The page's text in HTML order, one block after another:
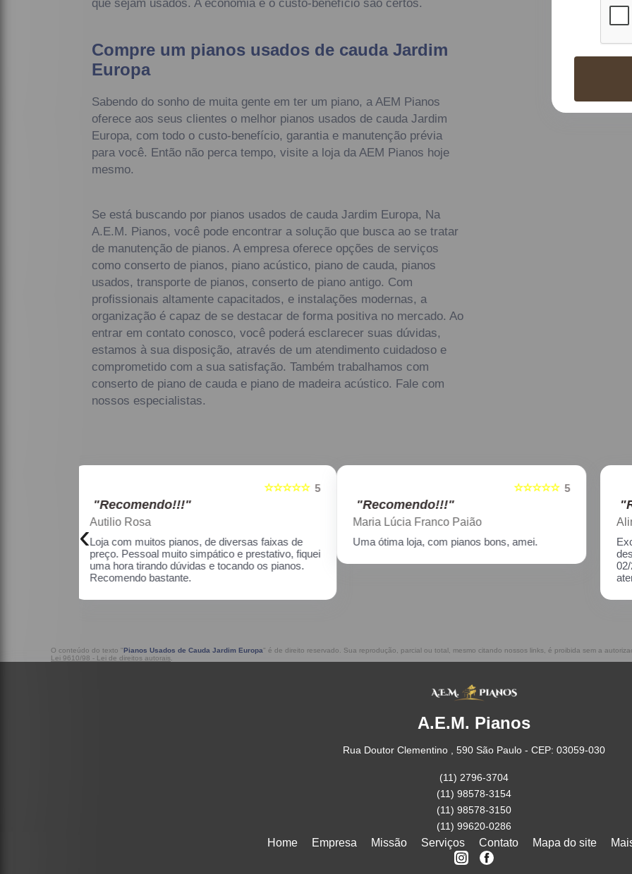
que sejam usados. A economia e o custo-benefício são certos.
Compre um pianos usados de cauda Jardim
Europa
Sabendo do sonho de muita gente em ter um piano, a AEM Pianos
oferece aos seus clientes o melhor pianos usados de cauda Jardim
Europa, com todo o custo-benefício, garantia e manutenção prévia
para você. Então não perca tempo, visite a loja da AEM Pianos hoje
mesmo.
Se está buscando por pianos usados de cauda Jardim Europa, Na
A.E.M. Pianos, você pode encontrar a solução que busca ao se tratar
de manutenção de pianos. A empresa oferece opções de serviços
como conserto de pianos, piano acústico, piano de cauda, pianos
usados, transporte de pianos, conserto de piano antigo. Com
profissionais altamente capacitados, e instalações modernas, a
organização é capaz de se destacar de forma positiva no mercado. Ao
entrar em contato conosco, você poderá esclarecer suas dúvidas,
estamos à sua disposição, através de um atendimento cuidadoso e
comprometido com a sua satisfação. Também trabalhamos com
conserto de piano de cauda e piano de madeira acústico. Fale com
nossos especialistas.
5
☆☆☆☆☆
"Recomendo!!!"
Maria Lúcia Franco Paião
Uma ótima loja, com pianos bons, amei.
☆☆☆☆☆
"Recomendo!!!"
Aline Nagata
Excelente atendimento!! Enviei um piano para
02/2021, incluindo o transporte. Muito
‹
O conteúdo do texto "Pianos Usados de Cauda Jardim Europa" é de direito reservado. Sua reprodução, parcial ou total, mesmo citando nossos links, é proibida sem a
Lei 9610/98 - Lei de direitos autorais
A.E.M. Pianos
Rua Doutor Clementino , 590 São Paulo - CEP: 03059-030
(11) 2796-3704
(11) 98578-3154
(11) 98578-3150
(11) 99620-0286
Home Empresa Missão Serviços Contato Mapa do site